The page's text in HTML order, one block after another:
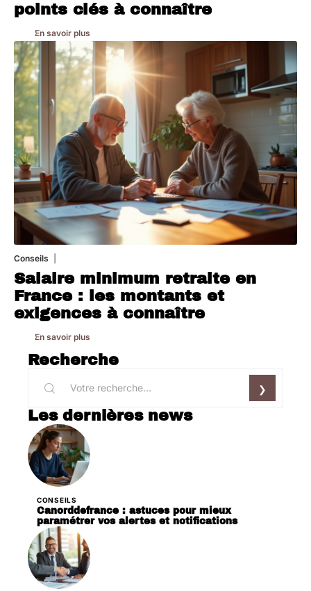
points clés à connaître
En savoir plus
Conseils
Salaire minimum retraite en
France : les montants et
exigences à connaître
En savoir plus
Recherche
Les dernières news
CONSEILS
Canorddefrance : astuces pour mieux
paramétrer vos alertes et notifications